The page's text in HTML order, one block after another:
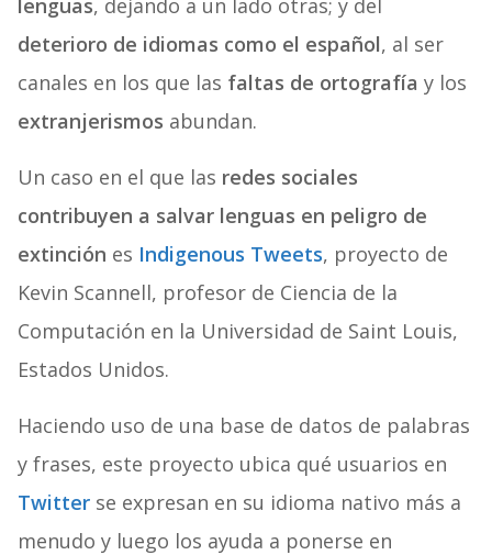
deterioro de idiomas como el español, al ser
canales en los que las faltas de ortografía y los
extranjerismos abundan.
Un caso en el que las redes sociales
contribuyen a salvar lenguas en peligro de
extinción es Indigenous Tweets, proyecto de
Kevin Scannell, profesor de Ciencia de la
Computación en la Universidad de Saint Louis,
Estados Unidos.
Haciendo uso de una base de datos de palabras
y frases, este proyecto ubica qué usuarios en
Twitter se expresan en su idioma nativo más a
menudo y luego los ayuda a ponerse en